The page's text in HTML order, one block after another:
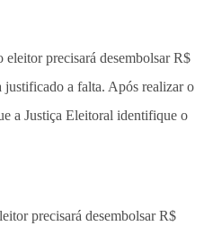
precisará desembolsar R$